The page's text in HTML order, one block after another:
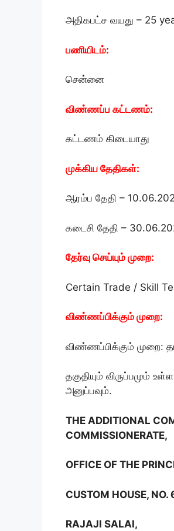
அதிகபட்ச வயது – 25
பணியிடம்:
சென்னை
விண்ணப்ப கட்டணம்:
கட்டணம் கிடையாது
முக்கிய தேதிகள்:
ஆரம்ப தேதி –
கடைசி தேதி –
தேர்வு செய்யும் முறை:
Certain Trade / Skill
விண்ணப்பிக்கும் முறை:
விண்ணப்பிக்கும் முறை:
தகுதியும் விருப்பமும்
அனுப்பவும்.
THE ADDITIONAL
COMMISSIONERATE,
OFFICE OF THE
CUSTOM HOUSE, NO.
RAJAJI SALAI,